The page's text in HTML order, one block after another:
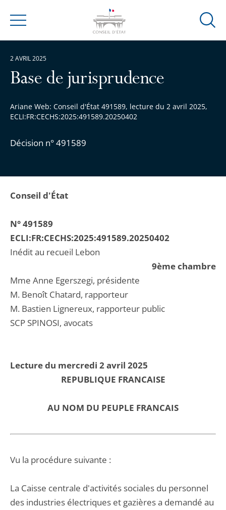
Menu
Ouvrir
Base de jurisprudence
Ariane Web: Conseil d'État 491589, lecture du 2 avril 2025,
ECLI:FR:CECHS:2025:491589.20250402
Décision n° 491589
2 AVRIL 2025
Conseil d'État
N° 491589
ECLI:FR:CECHS:2025:491589.20250402
Inédit au recueil Lebon
9ème chambre
Mme Anne Egerszegi, présidente
M. Benoît Chatard, rapporteur
M. Bastien Lignereux, rapporteur public
SCP SPINOSI, avocats
Lecture du mercredi 2 avril 2025
REPUBLIQUE FRANCAISE
AU NOM DU PEUPLE FRANCAIS
Vu la procédure suivante :
La Caisse centrale d'activités sociales du personnel
des industries électriques et gazières a demandé au